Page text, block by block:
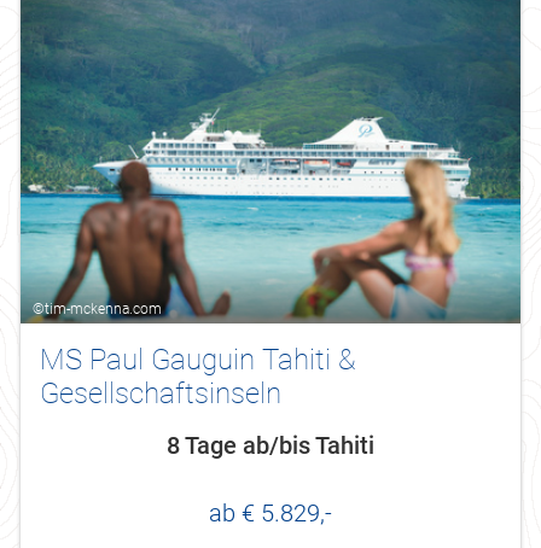
©tim-mckenna.com
MS Paul Gauguin Tahiti &
Gesellschaftsinseln
8 Tage ab/bis Tahiti
ab € 5.829,-